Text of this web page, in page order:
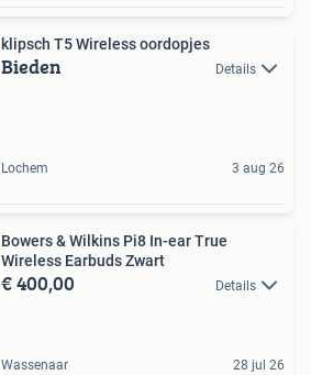
klipsch T5 Wireless oordopjes
Bieden Details
Lochem 3 aug 26
Bowers & Wilkins Pi8 In-ear True
Wireless Earbuds Zwart
€ 400,00 Details
Wassenaar 28 jul 26